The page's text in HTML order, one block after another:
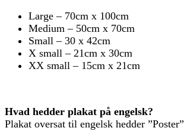
Large – 70cm x 100cm
Medium – 50cm x 70cm
Small – 30 x 42cm
X small – 21cm x 30cm
XX small – 15cm x 21cm
Hvad hedder plakat på engelsk?
Plakat oversat til engelsk hedder ”Poster”